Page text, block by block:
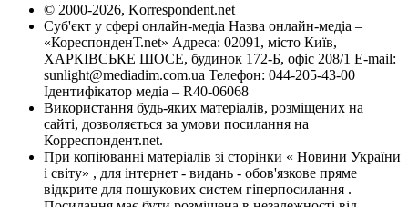
© 2000-2026, Korrespondent.net
Суб'єкт у сфері онлайн-медіа Назва онлайн-медіа –
«КореспонденТ.net» Адреса: 02091, місто Київ,
ХАРКІВСЬКЕ ШОСЕ, будинок 172-Б, офіс 208/1 E-mail:
sunlight@mediadim.com.ua Телефон: 044-205-43-00
Ідентифікатор медіа – R40-06068
Використання будь-яких матеріалів, розміщених на
сайті, дозволяється за умови посилання на
Корреспондент.net.
При копіюванні матеріалів зі сторінки « Новини України
і світу» , для інтернет - видань - обов'язкове пряме
відкрите для пошукових систем гіперпосилання .